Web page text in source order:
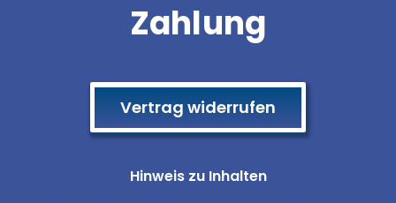
Zahlung
Vertrag widerrufen
Hinweis zu Inhalten